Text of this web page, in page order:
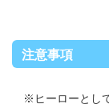
注意事項
※ヒーローとし